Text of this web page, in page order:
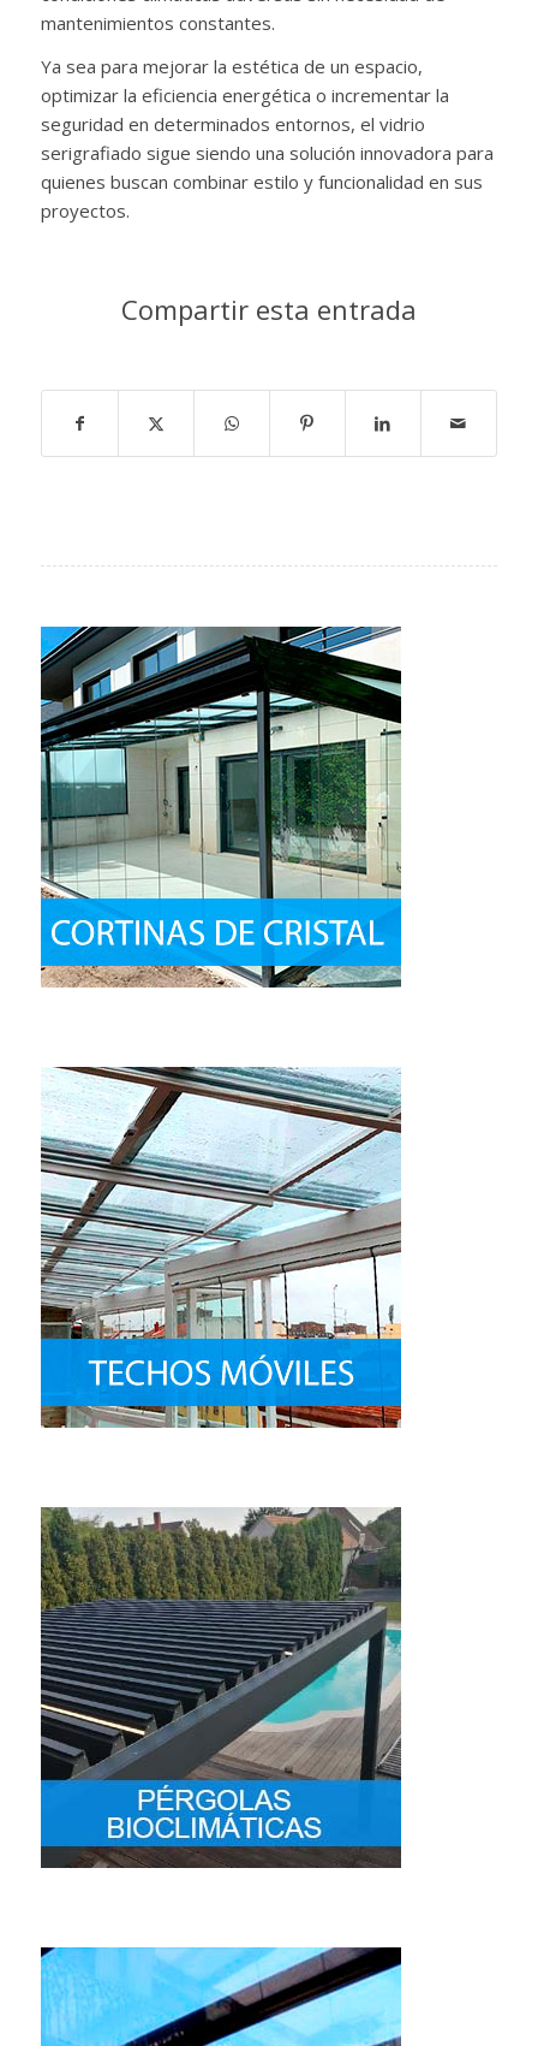
mantenimientos constantes.
Ya sea para mejorar la estética de un espacio,
optimizar la eficiencia energética o incrementar la
seguridad en determinados entornos, el vidrio
serigrafiado sigue siendo una solución innovadora para
quienes buscan combinar estilo y funcionalidad en sus
proyectos.
Compartir esta entrada